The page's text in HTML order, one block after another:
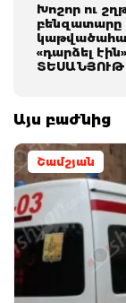
Խոշոր ու
բենզատարը
«դարձել
ՏԵՍԱՆՅՈՒԹ
Այս բաժնից
Շամշյան